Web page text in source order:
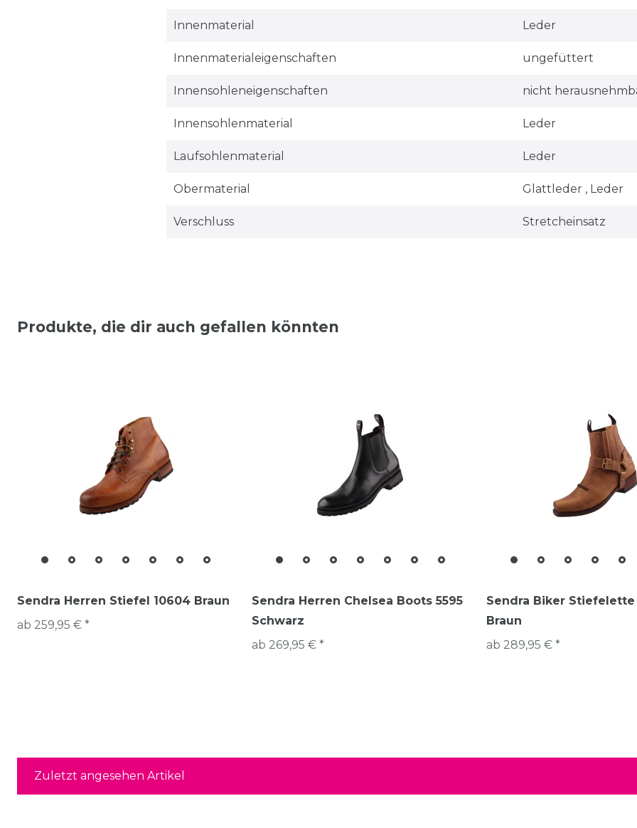
Innenmaterial Leder
Innenmaterialeigenschaften ungefüttert
Innensohleneigenschaften nicht
Innensohlenmaterial Leder
Laufsohlenmaterial Leder
Obermaterial Glattleder , Leder
Verschluss Stretcheinsatz
Produkte, die dir auch gefallen könnten
Sendra Herren Stiefel 10604 Braun
ab 259,95 € *
Sendra Herren Chelsea Boots 5595
Schwarz
ab 269,95 € *
Sendra Biker
Braun
ab 289,95 € *
Zuletzt angesehen Artikel